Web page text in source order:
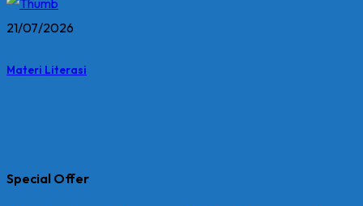
21/07/2026
Materi Literasi
Special Offer